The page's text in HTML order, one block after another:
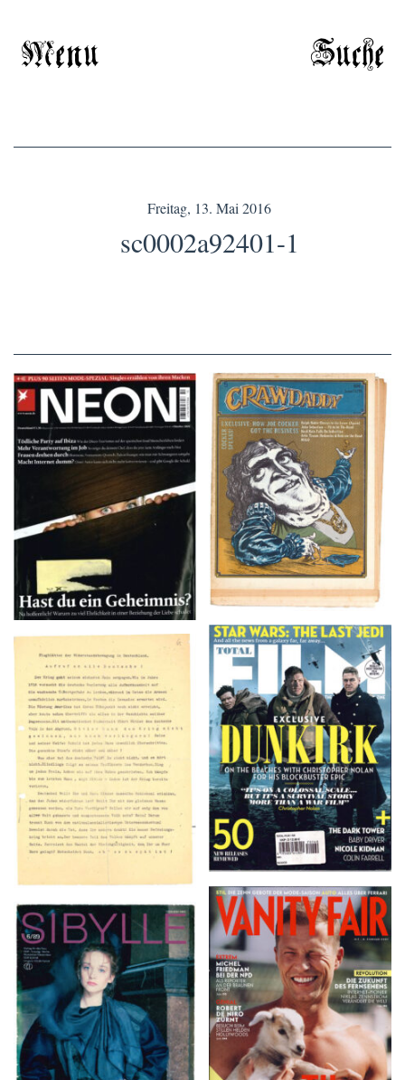
Menu Suche
Freitag, 13. Mai 2016
sc0002a92401-1
NEON – OKTOBER
2008
Crawdaddy – June/11/72
TOTAL FILM #260 –
SUMMER 2017
Flugblätter der Weissen
Rose – V, Januar 1943
VANITY FAIR – Nr. 7 –
8. Februar 2007
SIBYLLE 6/89